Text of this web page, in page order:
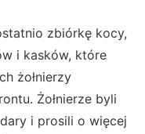
zbiórkę kocy,
i kasków, które
żołnierzy
Żołnierze byli
i prosili o więcej